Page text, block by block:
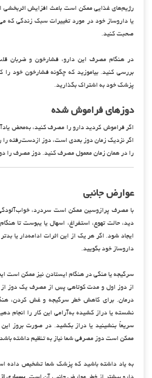
رژیم‌های غذایی ممکن است باعث افزایش اثربخشی
یا داروساز خود در مورد تغییرات سبک زندگی که
صحبت کنید.
در هنگام مصرف این دارو، فشارخون و ضربان
بررسی کنید. بیاموزید که چگونه فشارخون خود را
پزشک خود به اشتراک بگذارید.
دوزهای فراموش شده
اگر فراموش کردید دارو را مصرف کنید، به‌محض
اگر نزدیک زمان دوز بعدی است، دوز ازدست‌رفته را
را در همان زمان معمول مصرف کنید. دوز مصرف را دو
عوارض جانبی
با مصرف پرازوسین ممکن است سردرد،
دید، حالت تهوع، استفراغ، اسهال یا یبوست تا
ایجاد شود. اگر هر یک از این اثرات ادامه‌دار یا
داروساز خود بگویید.
سرگیجه یا منگی در هنگام ایستادن نیز ممکن است
از دوز اول و مدت کوتاهی پس از مصرف یک دوز از
درمان. برای کاهش خطر سرگیجه و غش کردن،
نشسته یا دراز کشیده به‌آرامی این کار را انجام
سریعاً بنشینید یا دراز بکشید. در صورت بروز
ممکن است دوز مصرفی شما نیاز به تنظیم داشته
به یاد داشته باشید که پزشک شما تشخیص داده